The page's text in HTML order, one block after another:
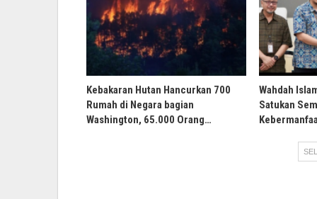
Kebakaran Hutan Hancurkan 700
Rumah di Negara bagian
Washington, 65.000 Orang…
Wahdah
Satukan